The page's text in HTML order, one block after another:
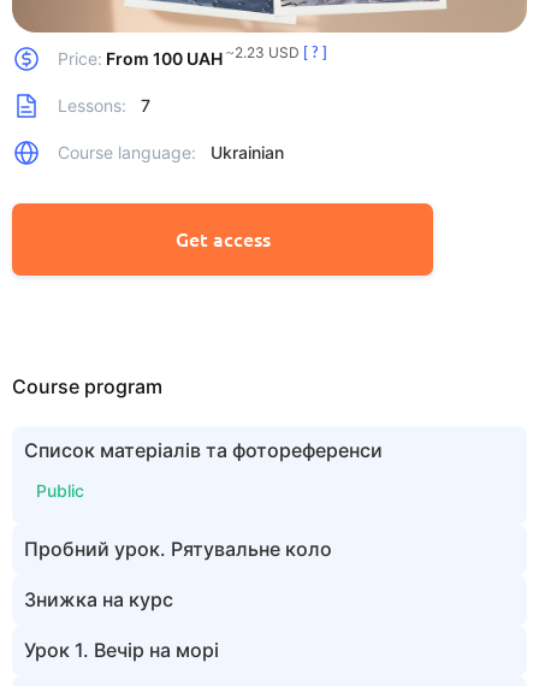
Price: From 100 UAH ~2.23 USD [ ? ]
Lessons: 7
Course language: Ukrainian
Get access
Course program
Список матеріалів та фотореференси
Public
Пробний урок. Рятувальне коло
Знижка на курс
Урок 1. Вечір на морі